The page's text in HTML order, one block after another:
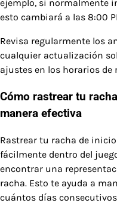
ejemplo, si normalmente
esto cambiará a las 8:00
Revisa regularmente los
cualquier actualización
ajustes en los horarios de
Cómo rastrear tu
manera efectiva
Rastrear tu racha de
fácilmente dentro del
encontrar una
racha. Esto te ayuda a
cuántos días